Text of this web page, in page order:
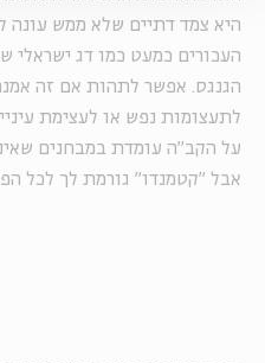
היא צמד דתיים שלא ממש עונה
העכורים כמעט כמו דג ישראלי
הגנגס. אפשר לתהות אם זה
לתעצומות נפש או לעצימת
על הקב"ה עומדת במבחנים
אבל "קטמנדו" גורמת לך לכל